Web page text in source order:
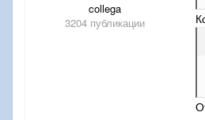
collega
3204 публикации